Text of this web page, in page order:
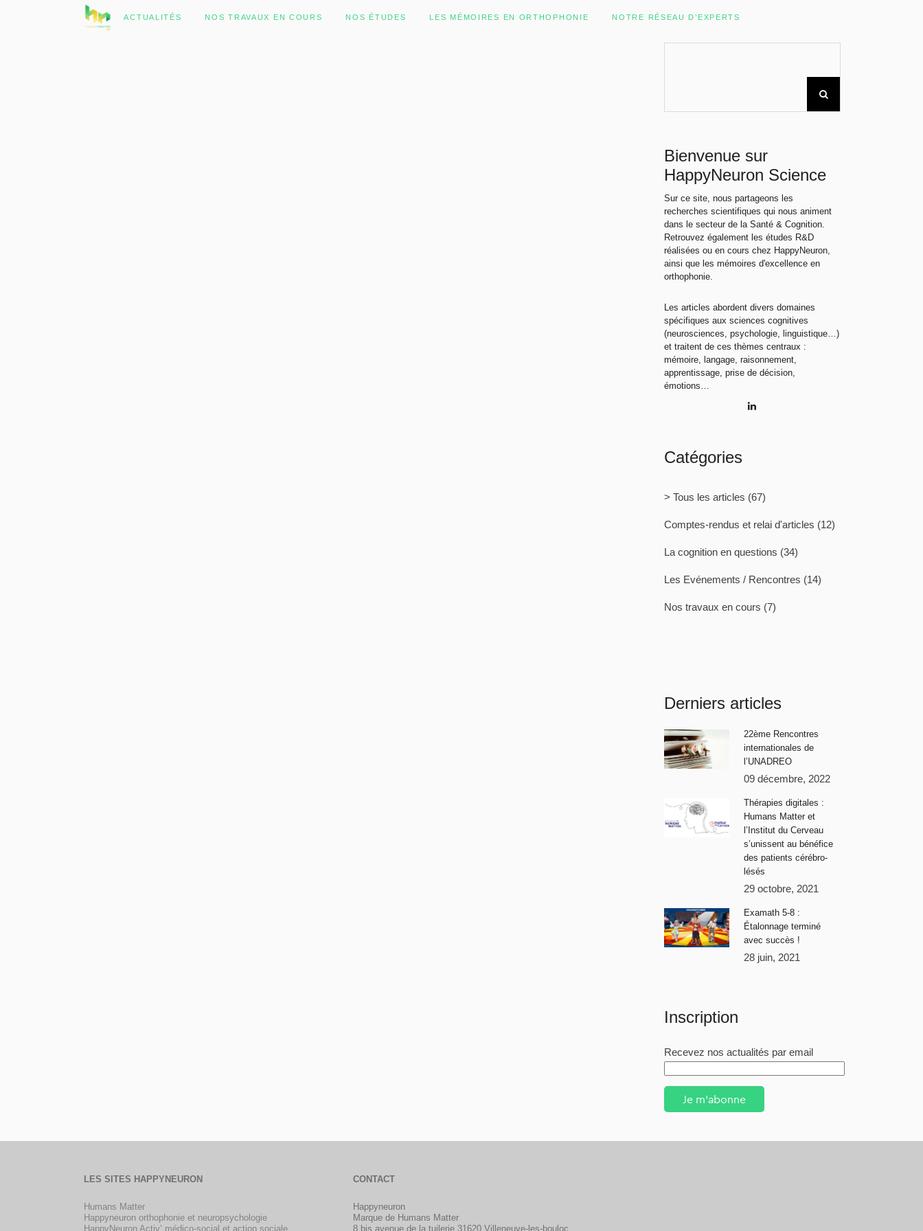
ACTUALITÉS NOS TRAVAUX EN COURS NOS ÉTUDES LES MÉMOIRES EN ORTHOPHONIE NOTRE RÉSEAU D’EXPERTS
No posts were found.
Rechercher sur le site
Bienvenue sur
HappyNeuron Science
Sur ce site, nous partageons les
recherches scientifiques qui nous animent
dans le secteur de la Santé & Cognition.
Retrouvez également les études R&D
réalisées ou en cours chez HappyNeuron,
ainsi que les mémoires d'excellence en
orthophonie.
Les articles abordent divers domaines
spécifiques aux sciences cognitives
(neurosciences, psychologie, linguistique…)
et traitent de ces thèmes centraux :
mémoire, langage, raisonnement,
apprentissage, prise de décision,
émotions…
Catégories
> Tous les articles (67)
Comptes-rendus et relai d'articles (12)
La cognition en questions (34)
Les Evénements / Rencontres (14)
Nos travaux en cours (7)
Derniers articles
22ème Rencontres
internationales de
l’UNADREO
09 décembre, 2022
Thérapies digitales :
Humans Matter et
l’Institut du Cerveau
s’unissent au bénéfice
des patients cérébro-
lésés
29 octobre, 2021
Examath 5-8 :
Étalonnage terminé
avec succès !
28 juin, 2021
Inscription
Recevez nos actualités par email
Je m'abonne
LES SITES HAPPYNEURON
Humans Matter
Happyneuron orthophonie et neuropsychologie
HappyNeuron Activ’ médico-social et action sociale
CONTACT
Happyneuron
Marque de Humans Matter
8 bis avenue de la tuilerie 31620 Villeneuve-les-bouloc